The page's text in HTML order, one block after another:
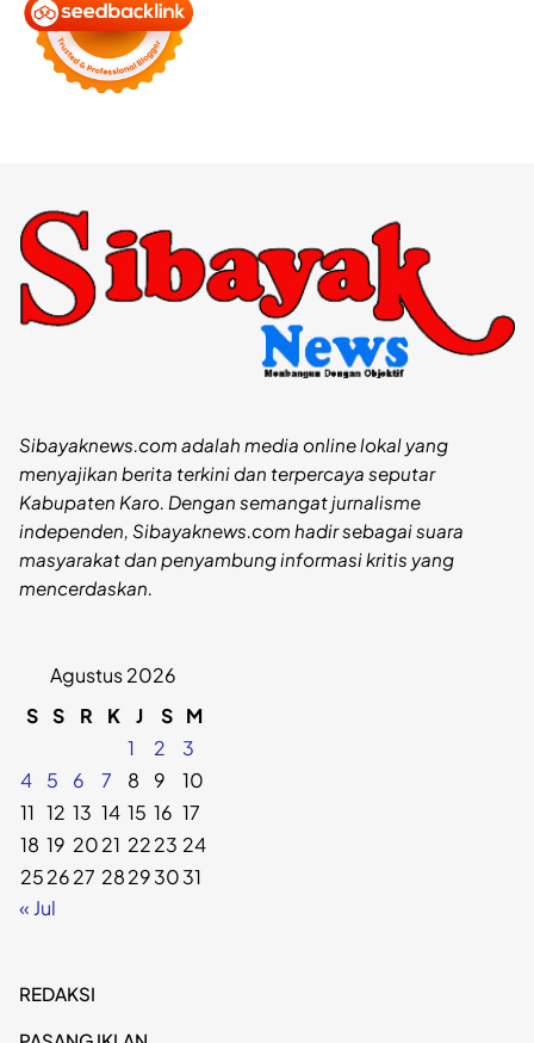
Sibayaknews.com adalah media online lokal yang
menyajikan berita terkini dan terpercaya seputar
Kabupaten Karo. Dengan semangat jurnalisme
independen, Sibayaknews.com hadir sebagai suara
masyarakat dan penyambung informasi kritis yang
mencerdaskan.
Agustus 2026
S S R K J S M
1
2
3
4
5 6 7 8 9
10
11 12 13 14 15 16 17
18 19 2021 2223 24
252627 28293031
« Jul
REDAKSI